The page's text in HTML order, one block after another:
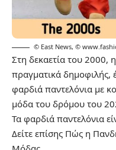
© East News, ©
Στη δεκαετία του 2000,
πραγματικά δημοφιλής,
φαρδιά παντελόνια με
μόδα του δρόμου του
Τα φαρδιά παντελόνια
Δείτε επίσης Πώς η